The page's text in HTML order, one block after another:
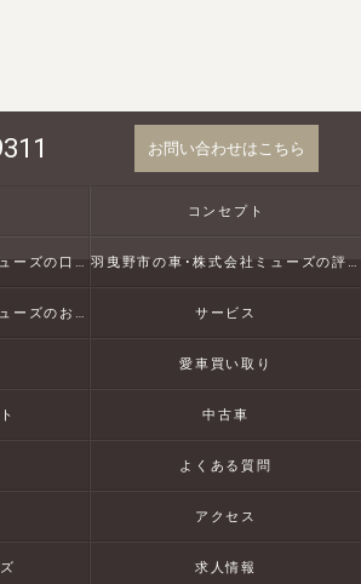
お問い合わせはこちら
コンセプト
羽曳野市の車･株式会社ミューズの口コミ情報 羽曳野市の車･株式会社ミューズの評判
羽曳野市の車･株式会社ミューズのお客様の声 サービス
愛車買い取り
中古車
よくある質問
アクセス
求人情報